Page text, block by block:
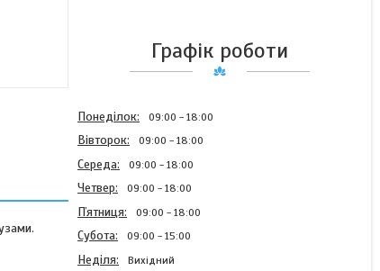
Графік роботи
Понеділок 09:00 18:00
Вівторок 09:00 18:00
Середа 09:00 18:00
Четвер 09:00 18:00
Пʼятниця 09:00 18:00
Субота 09:00 15:00
Неділя Вихідний